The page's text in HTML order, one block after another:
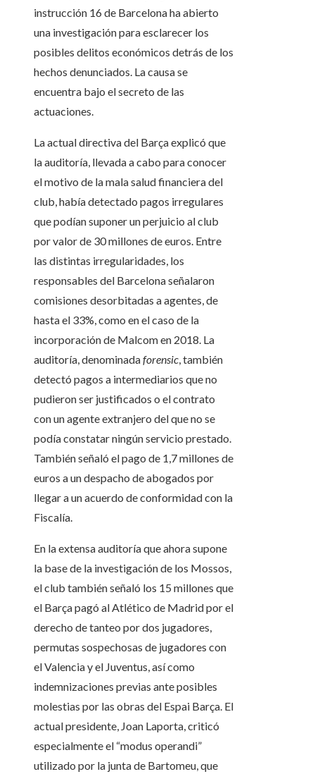
instrucción 16 de Barcelona ha abierto
una investigación para esclarecer los
posibles delitos económicos detrás de los
hechos denunciados. La causa se
encuentra bajo el secreto de las
actuaciones.
La actual directiva del Barça explicó que
la auditoría, llevada a cabo para conocer
el motivo de la mala salud financiera del
club, había detectado pagos irregulares
que podían suponer un perjuicio al club
por valor de 30 millones de euros. Entre
las distintas irregularidades, los
responsables del Barcelona señalaron
comisiones desorbitadas a agentes, de
hasta el 33%, como en el caso de la
incorporación de Malcom en 2018. La
auditoría, denominadaforensic, también
detectó pagos a intermediarios que no
pudieron ser justificados o el contrato
con un agente extranjero del que no se
podía constatar ningún servicio prestado.
También señaló el pago de 1,7 millones de
euros a un despacho de abogados por
llegar a un acuerdo de conformidad con la
Fiscalía.
En la extensa auditoría que ahora supone
la base de la investigación de los Mossos,
el club también señaló los 15 millones que
el Barça pagó al Atlético de Madrid por el
derecho de tanteo por dos jugadores,
permutas sospechosas de jugadores con
el Valencia y el Juventus, así como
indemnizaciones previas ante posibles
molestias por las obras del Espai Barça. El
actual presidente, Joan Laporta, criticó
especialmente el “modus operandi”
utilizado por la junta de Bartomeu, que